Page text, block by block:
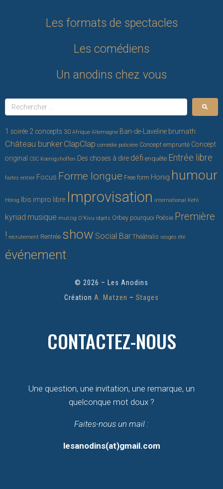
Les formats de spectacles
Les comédiens
Un anodins chez vous
1 soirée 2 concepts 30 Afrique Allemagne Ban-de-Laveline brumath
Château bunker ClapClap comédie policière Concept emprunté Concept
original
CSC Koenigshoffen Des choses à dire défi enquête Entrée libre
faites entrer Focus Forme longue Free form Honig humour
Hönig Ibis impro libre Improvisation international Kehl
kyriad musique mutzig O'Kivu objets Orbey pourquoi Poésie Première
! recrutement Rentrée show Social Bar Théâtralis vosges été
événement
© 2026 – Les Anodins
CréationA. Matzen – Stages
CONTACTEZ-NOUS
Une question, une invitation, une remarque, un
quelconque mot doux ?
Faites-nous un mail :
lesanodins(at)gmail.com